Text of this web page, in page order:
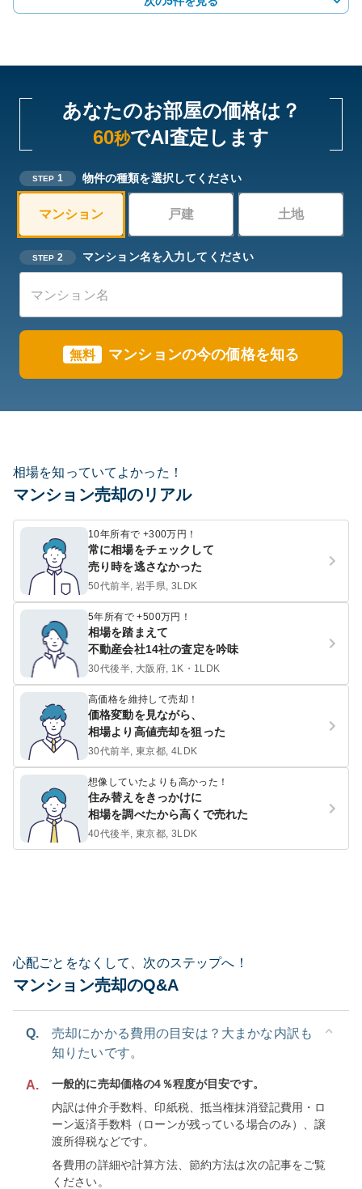
あなたのお部屋の価格は？
60秒でAI査定します
STEP 1 物件の種類を選択してください
マンション 戸建 土地
STEP 2 マンション名を入力してください
無料 マンションの今の価格を知る
相場を知っていてよかった！
マンション売却のリアル
10年所有で +300万円！
常に相場をチェックして
売り時を逃さなかった
50代前半, 岩手県, 3LDK
5年所有で +500万円！
相場を踏まえて
不動産会社14社の査定を吟味
30代後半, 大阪府, 1K・1LDK
高価格を維持して売却！
価格変動を見ながら、
相場より高値売却を狙った
30代前半, 東京都, 4LDK
想像していたよりも高かった！
住み替えをきっかけに
相場を調べたから高くで売れた
40代後半, 東京都, 3LDK
心配ごとをなくして、次のステップへ！
マンション売却のQ&A
Q.
売却にかかる費用の目安は？大まかな内訳も
知りたいです。
A.
一般的に売却価格の4％程度が目安です。
内訳は仲介手数料、印紙税、抵当権抹消登記費用・ロ
ーン返済手数料（ローンが残っている場合のみ）、譲
渡所得税などです。
各費用の詳細や計算方法、節約方法は次の記事をご覧
ください。